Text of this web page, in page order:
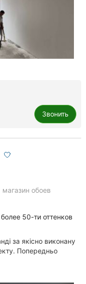
Звонить
магазин обоев
50-ти оттенков
за якісно виконану
Попередньо